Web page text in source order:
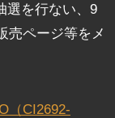
選を行ない、9
売ページ等をメ
（CI2692-